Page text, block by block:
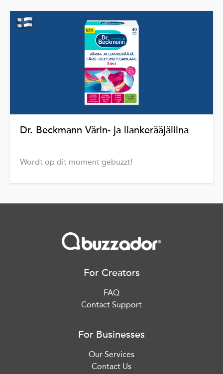
Dr. Beckmann Värin- ja liankerääjäliina
Wordt op dit moment gebuzzt!
For Creators
FAQ
Contact Support
For Businesses
Our Services
Contact Us